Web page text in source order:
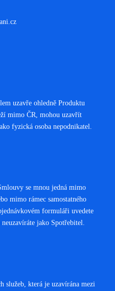
uzavře ohledně Produktu
mimo ČR, mohou uzavřít
fyzická osoba nepodnikatel.
se mnou jedná mimo
mimo rámec samostatného
formuláři uvedete
jako Spotřebitel.
služeb, která je uzavírána mezi